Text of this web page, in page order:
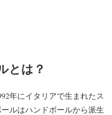
とは？
年にイタリアで生まれたス
ルはハンドボールから派生